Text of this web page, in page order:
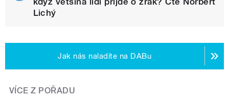
Lichý
Jak nás naladíte na DABu
VÍCE Z POŘADU